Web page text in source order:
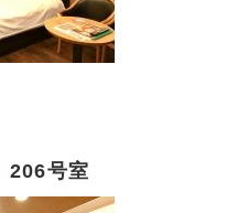
206号室